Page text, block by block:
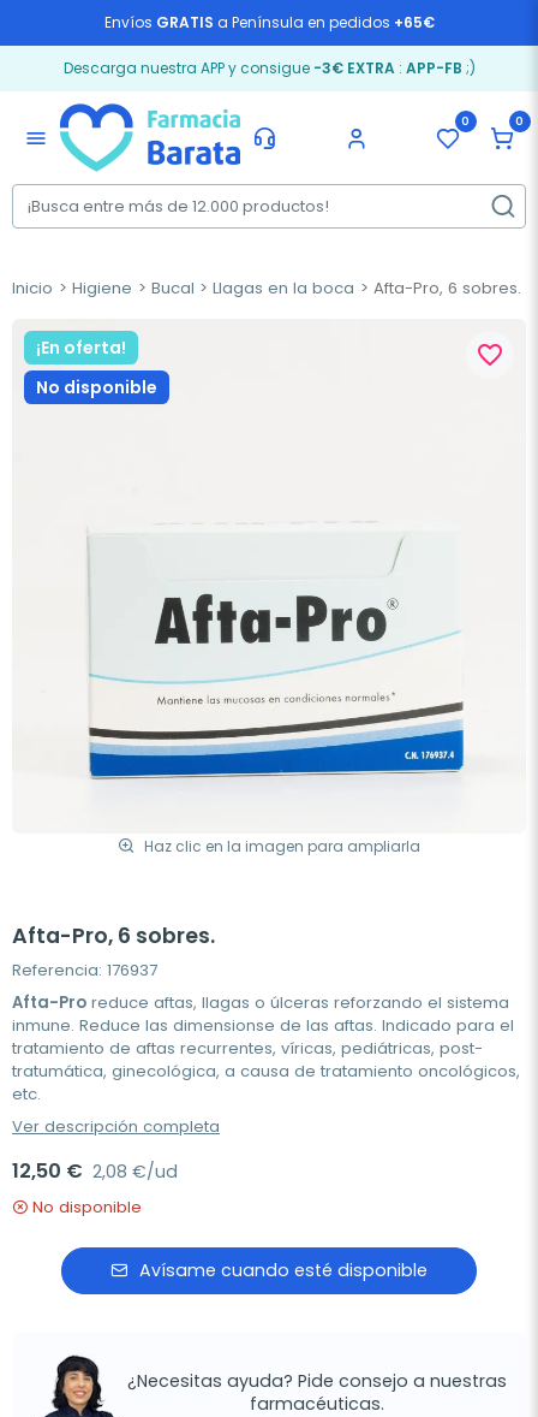
Envíos GRATIS a Península en pedidos +65€
Descarga nuestra APP y consigue -3€ EXTRA: APP-FB ;)
menu
0 0
Inicio Higiene Bucal Llagas en la boca Afta-Pro, 6 sobres.
¡En oferta!
No disponible
Haz clic en la imagen para ampliarla
favorite_border
Afta-Pro, 6 sobres.
Referencia: 176937
Afta-Pro reduce aftas, llagas o úlceras reforzando el sistema
inmune. Reduce las dimensionse de las aftas. Indicado para el
tratamiento de aftas recurrentes, víricas, pediátricas, post-
tratumática, ginecológica, a causa de tratamiento oncológicos,
etc.
Ver descripción completa
12,50 € 2,08 €/ud
No disponible
Avísame cuando esté disponible
¿Necesitas ayuda? Pide consejo a nuestras
farmacéuticas.